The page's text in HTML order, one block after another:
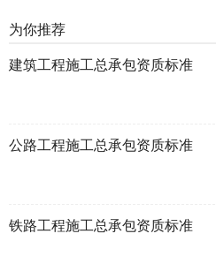
为你推荐
建筑工程施工总承包资质标准
公路工程施工总承包资质标准
铁路工程施工总承包资质标准